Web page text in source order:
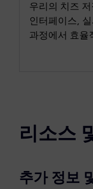
우리의 치즈
인터페이스,
과정에서 효율
리소스
추가 정보